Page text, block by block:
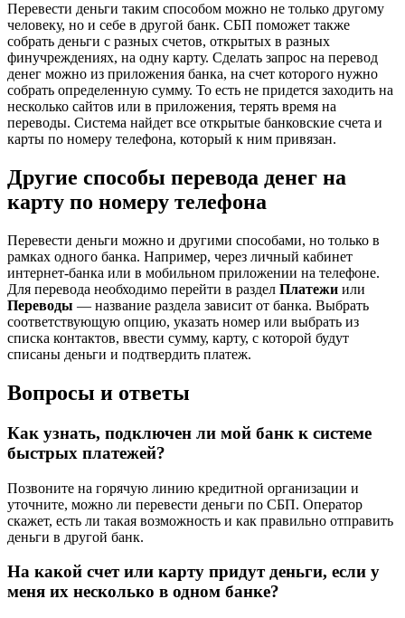
Перевести деньги таким способом можно не только другому
человеку, но и себе в другой банк. СБП поможет также
собрать деньги с разных счетов, открытых в разных
финучреждениях, на одну карту. Сделать запрос на перевод
денег можно из приложения банка, на счет которого нужно
собрать определенную сумму. То есть не придется заходить на
несколько сайтов или в приложения, терять время на
переводы. Система найдет все открытые банковские счета и
карты по номеру телефона, который к ним привязан.
Другие способы перевода денег на
карту по номеру телефона
Перевести деньги можно и другими способами, но только в
рамках одного банка. Например, через личный кабинет
интернет-банка или в мобильном приложении на телефоне.
Для перевода необходимо перейти в раздел Платежи или
Переводы — название раздела зависит от банка. Выбрать
соответствующую опцию, указать номер или выбрать из
списка контактов, ввести сумму, карту, с которой будут
списаны деньги и подтвердить платеж.
Вопросы и ответы
Как узнать, подключен ли мой банк к системе
быстрых платежей?
Позвоните на горячую линию кредитной организации и
уточните, можно ли перевести деньги по СБП. Оператор
скажет, есть ли такая возможность и как правильно отправить
деньги в другой банк.
На какой счет или карту придут деньги, если у
меня их несколько в одном банке?